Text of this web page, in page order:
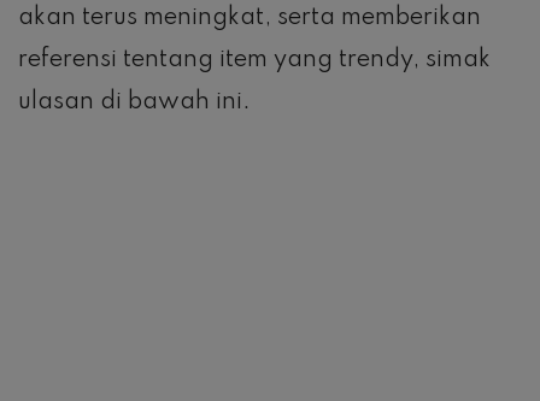
akan terus meningkat, serta memberikan
referensi tentang item yang trendy, simak
ulasan di bawah ini.